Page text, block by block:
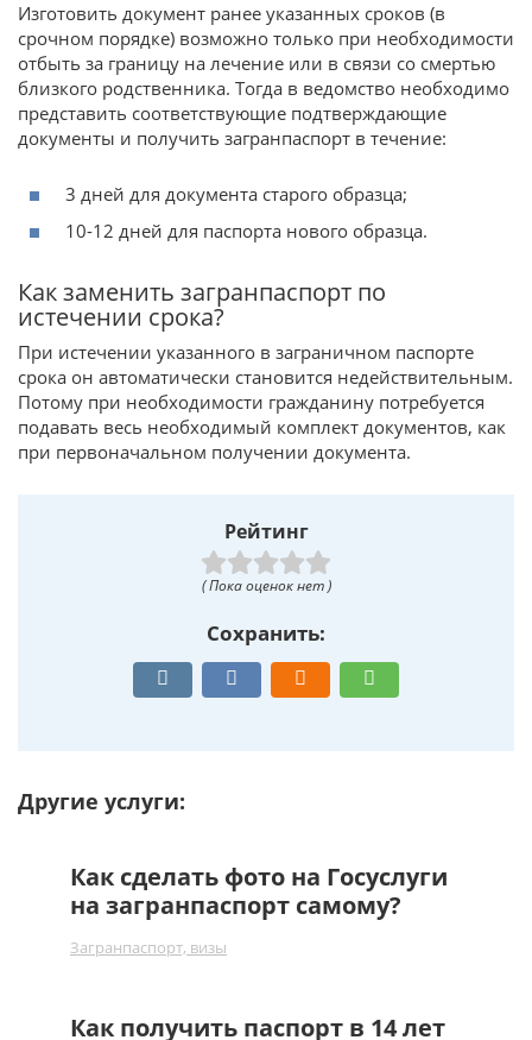
Изготовить документ ранее указанных сроков (в
срочном порядке) возможно только при необходимости
отбыть за границу на лечение или в связи со смертью
близкого родственника. Тогда в ведомство необходимо
представить соответствующие подтверждающие
документы и получить загранпаспорт в течение:
3 дней для документа старого образца;
10-12 дней для паспорта нового образца.
Как заменить загранпаспорт по
истечении срока?
При истечении указанного в заграничном паспорте
срока он автоматически становится недействительным.
Потому при необходимости гражданину потребуется
подавать весь необходимый комплект документов, как
при первоначальном получении документа.
Рейтинг
( Пока оценок нет )
Сохранить:
Другие услуги:
Как сделать фото на Госуслуги
на загранпаспорт самому?
Загранпаспорт, визы
Как получить паспорт в 14 лет